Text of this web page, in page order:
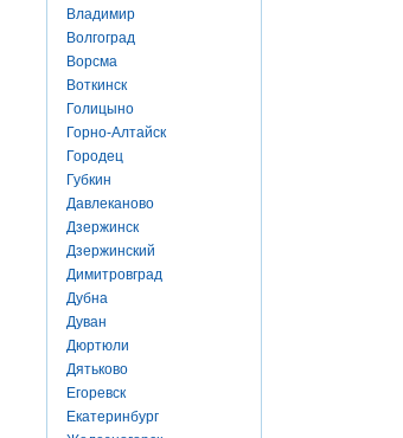
Владимир
Волгоград
Ворсма
Воткинск
Голицыно
Горно-Алтайск
Городец
Губкин
Давлеканово
Дзержинск
Дзержинский
Димитровград
Дубна
Дуван
Дюртюли
Дятьково
Егоревск
Екатеринбург